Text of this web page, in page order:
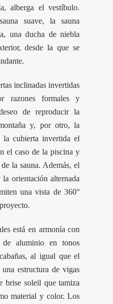
alberga el vestíbulo.
suave, la sauna
una ducha de niebla
desde la que se
inclinadas invertidas
razones formales y
de reproducir la
y, por otro, la
la cubierta invertida el
el caso de la piscina y
la sauna. Además, el
la orientación alternada
una vista de 360°
está en armonía con
de aluminio en tonos
al igual que el
estructura de vigas
brise soleil que tamiza
material y color. Los